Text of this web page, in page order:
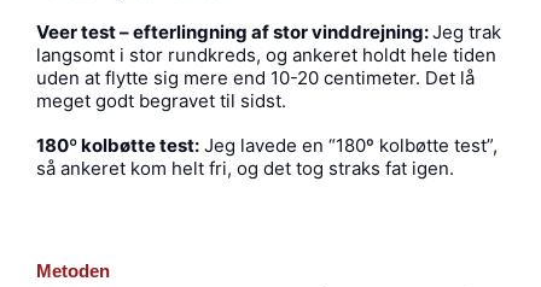
Veer test – efterlingning af stor vinddrejning:Jeg trak
langsomt i stor rundkreds, og ankeret holdt hele tiden
uden at flytte sig mere end 10-20 centimeter. Det lå
meget godt begravet til sidst.
180º kolbøtte test: Jeg lavede en “180º kolbøtte test”,
så ankeret kom helt fri, og det tog straks fat igen.
Metoden